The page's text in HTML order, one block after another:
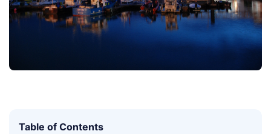
Table of Contents